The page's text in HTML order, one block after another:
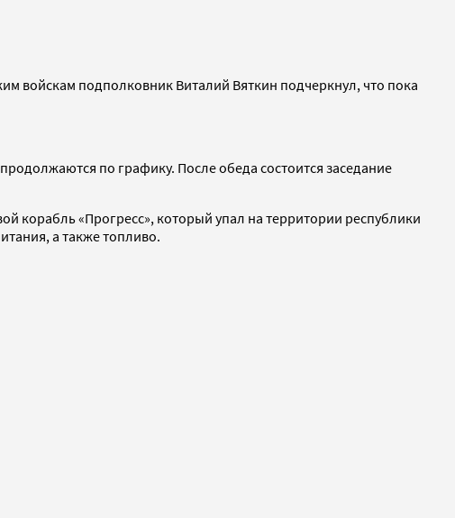
войскам подполковник Виталий Вяткин подчеркнул, что пока
по графику. После обеда состоится заседание
корабль «Прогресс», который упал на территории республики
а также топливо.